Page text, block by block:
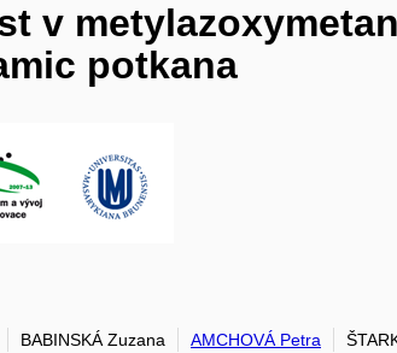
v
potkana
BABINSKÁ Zuzana AMCHOVÁ Petra